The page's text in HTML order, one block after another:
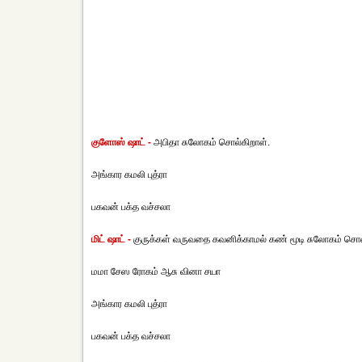
குளோஸ் ஷாட் - அபிதா சுலோகம் சொல்கிறாள்.
அங்கார கமலி புத்ரா
பகவன் பக்த வச்சலா
மிட் ஷாட் - குருக்கள் வருவதை கவனிக்காமல் கண் மூடி சுலோகம்
மமா சேஸ ரோகம் ஆசு வினா சயா
அங்கார கமலி புத்ரா
பகவன் பக்த வச்சலா